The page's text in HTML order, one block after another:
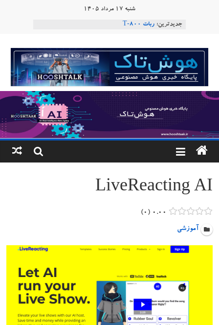
شنبه ۱۷ مرداد ۱۴۰۵
جدیدترین: ربات T‑800
دستاورد تازه ایلان ماسک؛ هوش مصنوعی با لهجه
طبیعی فارسی
ربات «Aru» محصول شرکت فرانسوی Nio
Robotics
هوشتاک
پایگاه
خبری
هوش
مصنوعی
www.hooshtaak.ir
LiveReacting AI
۰.۰۰ ۰
آموزشی